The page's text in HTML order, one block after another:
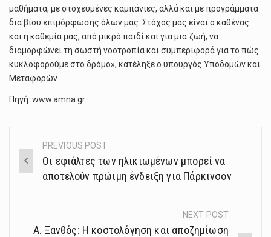
μαθήματα, με στοχευμένες καμπάνιες, αλλά και με προγράμματα
δια βίου επιμόρφωσης όλων μας. Στόχος μας είναι ο καθένας
και η καθεμία μας, από μικρό παιδί και για μια ζωή, να
διαμορφώνει τη σωστή νοοτροπία και συμπεριφορά για το πώς
κυκλοφορούμε στο δρόμο», κατέληξε ο υπουργός Υποδομών και
Μεταφορών.
Πηγή: www.amna.gr
Post
navigation
PREVIOUS POST
Οι εφιάλτες των ηλικιωμένων μπορεί να
αποτελούν πρώιμη ένδειξη για Πάρκινσον
NEXT POST
Α. Ξανθός: Η κοστολόγηση και αποζημίωση